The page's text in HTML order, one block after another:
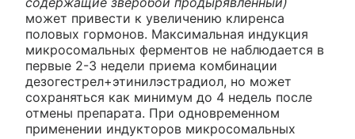
может привести к увеличению клиренса
половых гормонов. Максимальная индукция
микросомальных ферментов не наблюдается в
первые 2-3 недели приема комбинации
дезогестрел+этинилэстрадиол, но может
сохраняться как минимум до 4 недель после
отмены препарата. При одновременном
применении индукторов микросомальных